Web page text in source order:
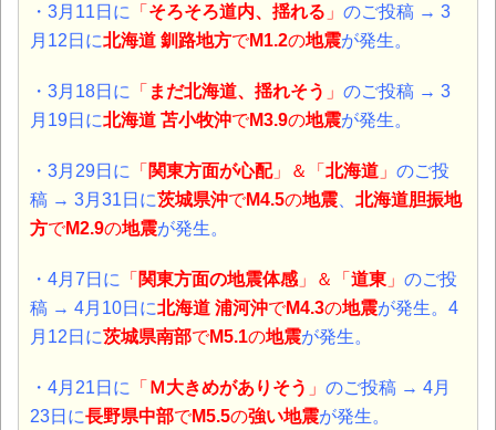
・3月11日に 「 そろそろ道内、揺れる 」 のご投稿 → 3
月12日に北海道 釧路地方でM1.2の地震が発生。
・3月18日に 「 まだ北海道、揺れそう 」 のご投稿 → 3
月19日に北海道 苫小牧沖でM3.9の地震が発生。
・3月29日に 「 関東方面が心配」＆「 北海道 」 のご投
稿 → 3月31日に茨城県沖でM4.5の地震
北海道胆振地
方でM2.9の地震が発生。
・4月7日に 「 関東方面の地震体感 」＆「 道東 」 のご投
稿 → 4月10日に北海道 浦河沖でM4.3の地震が発生。4
月12日に茨城県南部でM5.1の地震が発生。
・4月21日に 「 Ｍ大きめがありそう 」 のご投稿 → 4月
23日に長野県中部でM5.5の強い地震が発生。